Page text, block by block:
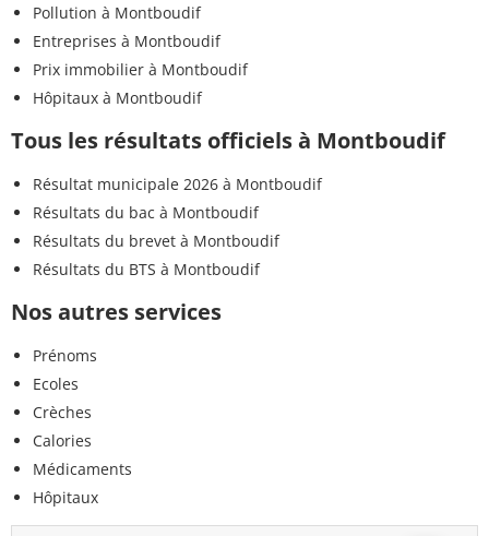
Pollution à Montboudif
Entreprises à Montboudif
Prix immobilier à Montboudif
Hôpitaux à Montboudif
Tous les résultats officiels à Montboudif
Résultat municipale 2026 à Montboudif
Résultats du bac à Montboudif
Résultats du brevet à Montboudif
Résultats du BTS à Montboudif
Nos autres services
Prénoms
Ecoles
Crèches
Calories
Médicaments
Hôpitaux